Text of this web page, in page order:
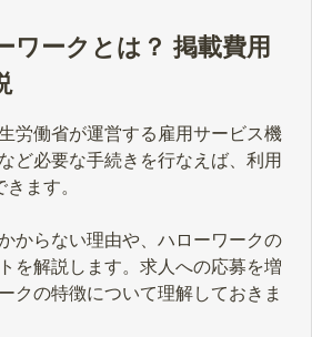
ワークとは？ 掲載費用
労働省が運営する雇用サービス機
ど必要な手続きを行なえば、利用
ます。
からない理由や、ハローワークの
を解説します。求人への応募を増
クの特徴について理解しておきま